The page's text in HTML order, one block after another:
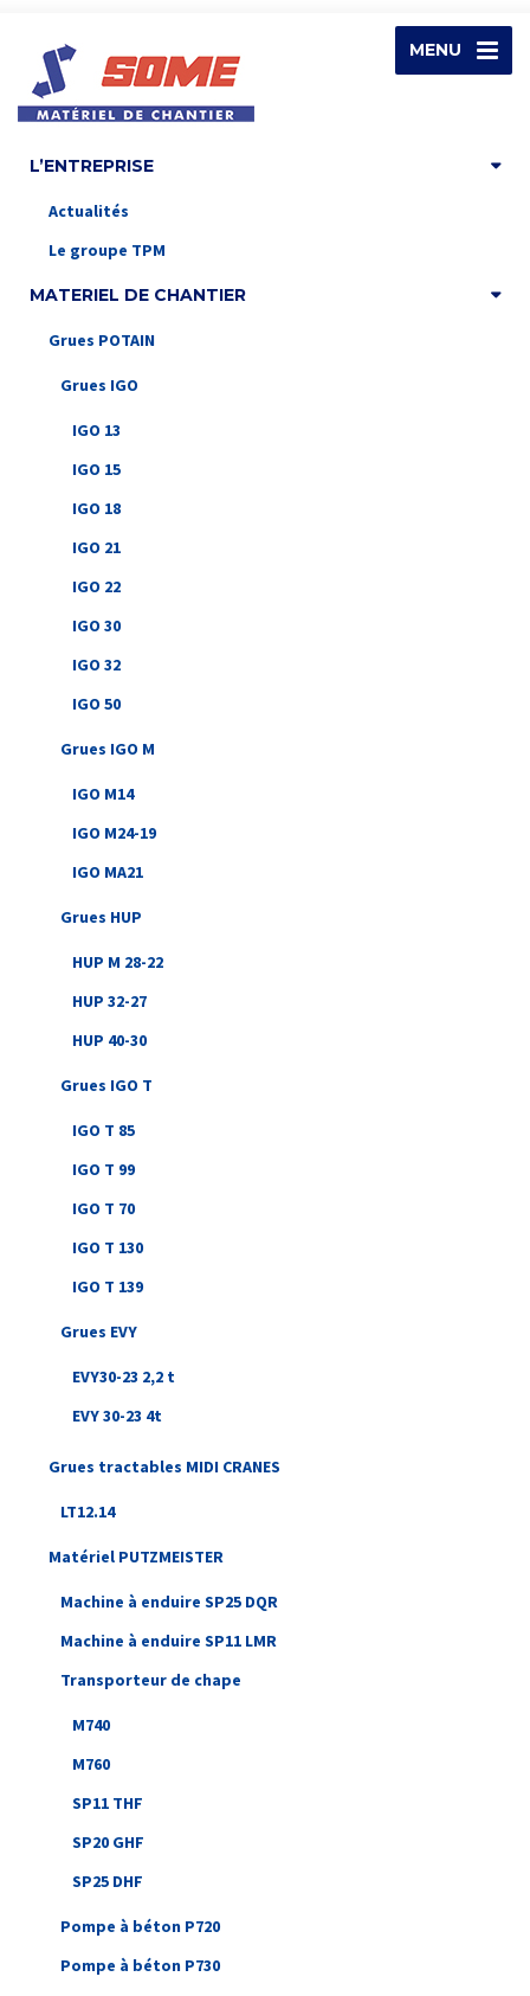
MENU
L’ENTREPRISE
Actualités
Le groupe TPM
MATERIEL DE CHANTIER
Grues POTAIN
Grues IGO
IGO 13
IGO 15
IGO 18
IGO 21
IGO 22
IGO 30
IGO 32
IGO 50
Grues IGO M
IGO M14
IGO M24-19
IGO MA21
Grues HUP
HUP M 28-22
HUP 32-27
HUP 40-30
Grues IGO T
IGO T 85
IGO T 99
IGO T 70
IGO T 130
IGO T 139
Grues EVY
EVY30-23 2,2 t
EVY 30-23 4t
Grues tractables MIDI CRANES
LT12.14
Matériel PUTZMEISTER
Machine à enduire SP25 DQR
Machine à enduire SP11 LMR
Transporteur de chape
M740
M760
SP11 THF
SP20 GHF
SP25 DHF
Pompe à béton P720
Pompe à béton P730